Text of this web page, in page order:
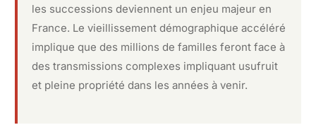
les successions deviennent un enjeu majeur en
France. Le vieillissement démographique accéléré
implique que des millions de familles feront face à
des transmissions complexes impliquant usufruit
et pleine propriété dans les années à venir.